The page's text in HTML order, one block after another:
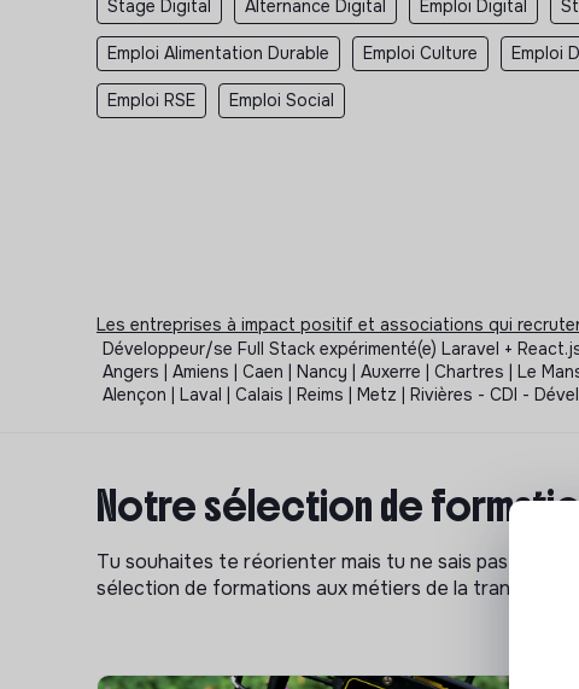
Stage Digital Alternance Digital Emploi Digital
Emploi Alimentation Durable Emploi Culture Emploi
Emploi RSE Emploi Social
Les entreprises à impact positif et associations qui
Développeur/se Full Stack expérimenté(e) Laravel +
Angers | Amiens | Caen | Nancy | Auxerre | Chartres | Le
Alençon | Laval | Calais | Reims | Metz | Rivières - CDI -
Notre sélection de
Tu souhaites te réorienter mais tu ne sais pas par où
sélection de formations aux métiers de la transition